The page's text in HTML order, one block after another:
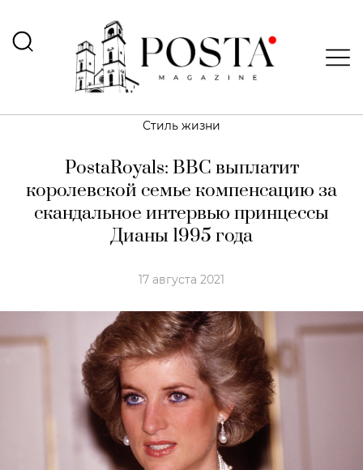
Стиль жизни
PostaRoyals: BBC выплатит
королевской семье компенсацию за
скандальное интервью принцессы
Дианы 1995 года
17 августа 2021